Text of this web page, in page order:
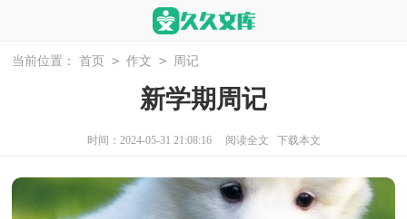
当前位置： 首页 > 作文 > 周记
新学期周记
时间：2024-05-31 21:08:16 阅读全文 下载本文